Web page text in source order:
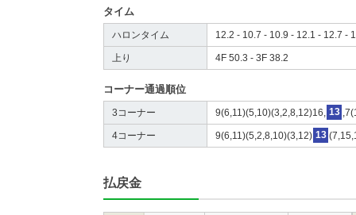
タイム
ハロンタイム 12.2 - 10.7 - 10.9 - 12.1 - 12.7 -
上り 4F 50.3 - 3F 38.2
コーナー通過順位
3コーナー 9(6,11)(5,10)(3,2,8,12)16, 13
4コーナー 9(6,11)(5,2,8,10)(3,12) 13
払戻金